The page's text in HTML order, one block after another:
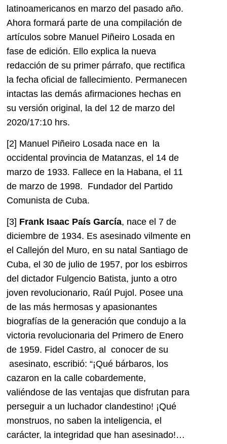
latinoamericanos en marzo del pasado año.
Ahora formará parte de una compilación de
artículos sobre Manuel Piñeiro Losada en
fase de edición. Ello explica la nueva
redacción de su primer párrafo, que rectifica
la fecha oficial de fallecimiento. Permanecen
intactas las demás afirmaciones hechas en
su versión original, la del 12 de marzo del
2020/17:10 hrs.
[2] Manuel Piñeiro Losada nace en la
occidental provincia de Matanzas, el 14 de
marzo de 1933. Fallece en la Habana, el 11
de marzo de 1998. Fundador del Partido
Comunista de Cuba.
[3] Frank Isaac País García, nace el 7 de
diciembre de 1934. Es asesinado vilmente en
el Callejón del Muro, en su natal Santiago de
Cuba, el 30 de julio de 1957, por los esbirros
del dictador Fulgencio Batista, junto a otro
joven revolucionario, Raúl Pujol. Posee una
de las más hermosas y apasionantes
biografías de la generación que condujo a la
victoria revolucionaria del Primero de Enero
de 1959. Fidel Castro, al conocer de su
asesinato, escribió: “¡Qué bárbaros, los
cazaron en la calle cobardemente,
valiéndose de las ventajas que disfrutan para
perseguir a un luchador clandestino! ¡Qué
monstruos, no saben la inteligencia, el
carácter, la integridad que han asesinado!…